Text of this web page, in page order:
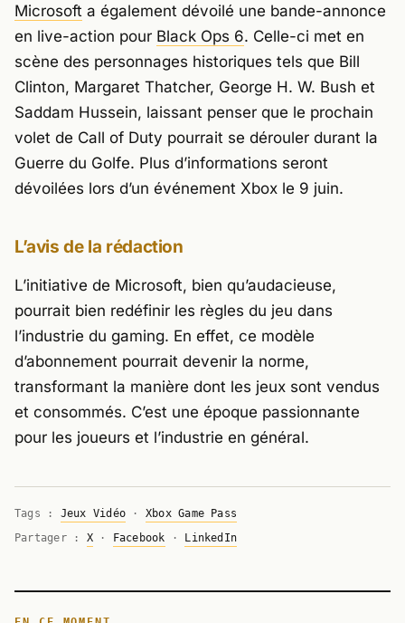
Microsoft a également dévoilé une bande-annonce
en live-action pour Black Ops 6. Celle-ci met en
scène des personnages historiques tels que Bill
Clinton, Margaret Thatcher, George H. W. Bush et
Saddam Hussein, laissant penser que le prochain
volet de Call of Duty pourrait se dérouler durant la
Guerre du Golfe. Plus d’informations seront
dévoilées lors d’un événement Xbox le 9 juin.
L’avis de la rédaction
L’initiative de Microsoft, bien qu’audacieuse,
pourrait bien redéfinir les règles du jeu dans
l’industrie du gaming. En effet, ce modèle
d’abonnement pourrait devenir la norme,
transformant la manière dont les jeux sont vendus
et consommés. C’est une époque passionnante
pour les joueurs et l’industrie en général.
Tags : Jeux Vidéo · Xbox Game Pass
Partager : X· Facebook · LinkedIn